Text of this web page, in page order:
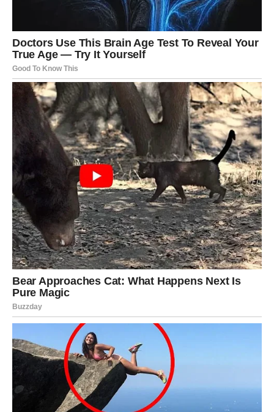
Lavovi će dobiti potvrdu svoje vrijednosti. Ono što ste
izgubili nije bila prilika, već vjera da će vaš trud biti
prepoznat.
Sada dolazi period u kojem vas očekuje priznanje, uspjeh
ili pobjeda koja vam vraća samopouzdanje. Sudbina vam
pokazuje da ništa od uloženog truda nije bilo uzaludno.
DJEVICA
Djevice su izgubile mnogo energije pokušavajući da
kontrolišu stvari koje nisu bile pod njihovim uticajem.
Upravo zato vam sudbina sada vraća unutrašnji mir.
Jedna situacija konačno dolazi na svoje mjesto i vi
shvatate da nije bilo potrebno toliko brinuti. Pred vama je
mnogo mirniji i srećniji period.
VAGA
Vagama se vraća nada. Možda ste prestali da vjerujete da
ćete dobiti odgovor koji čekate ili da će se jedna situacija
riješiti na pravi način.